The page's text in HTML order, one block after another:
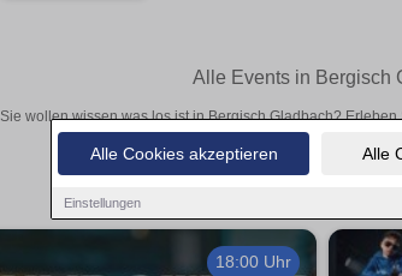
Alle Cookies akzeptieren Alle
Einstellungen
Alle Events in Bergisch
Sie wollen wissen was los ist in Bergisch Gladbach?
Theateraufführungen oder aufregende
18:00 Uhr